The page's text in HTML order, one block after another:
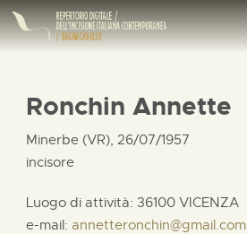
Ronchin Annette
Minerbe (VR), 26/07/1957
incisore
Luogo di attività: 36100 VICENZA
e-mail: annetteronchin@gmail.com